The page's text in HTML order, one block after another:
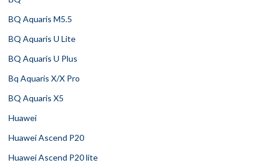
BQ Aquaris M5.5
BQ Aquaris U Lite
BQ Aquaris U Plus
Bq Aquaris X/X Pro
BQ Aquaris X5
Huawei
Huawei Ascend P20
Huawei Ascend P20 lite